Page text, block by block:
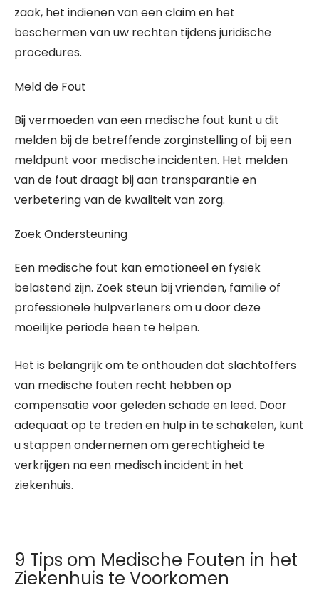
zaak, het indienen van een claim en het
beschermen van uw rechten tijdens juridische
procedures.
Meld de Fout
Bij vermoeden van een medische fout kunt u dit
melden bij de betreffende zorginstelling of bij een
meldpunt voor medische incidenten. Het melden
van de fout draagt bij aan transparantie en
verbetering van de kwaliteit van zorg.
Zoek Ondersteuning
Een medische fout kan emotioneel en fysiek
belastend zijn. Zoek steun bij vrienden, familie of
professionele hulpverleners om u door deze
moeilijke periode heen te helpen.
Het is belangrijk om te onthouden dat slachtoffers
van medische fouten recht hebben op
compensatie voor geleden schade en leed. Door
adequaat op te treden en hulp in te schakelen, kunt
u stappen ondernemen om gerechtigheid te
verkrijgen na een medisch incident in het
ziekenhuis.
9 Tips om Medische Fouten in het
Ziekenhuis te Voorkomen